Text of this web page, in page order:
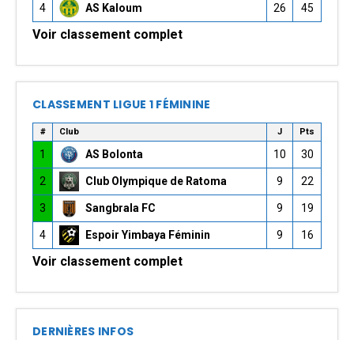
4 AS Kaloum 26 45
Voir classement complet
CLASSEMENT LIGUE 1 FÉMININE
# Club J Pts
1 AS Bolonta 10 30
2 Club Olympique de Ratoma 9 22
3 Sangbrala FC 9 19
4 Espoir Yimbaya Féminin 9 16
Voir classement complet
DERNIÈRES INFOS